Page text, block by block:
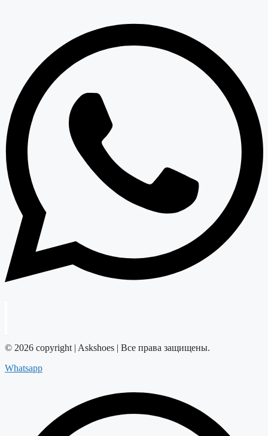
© 2026 copyright | Askshoes | Все права защищены.
Whatsapp